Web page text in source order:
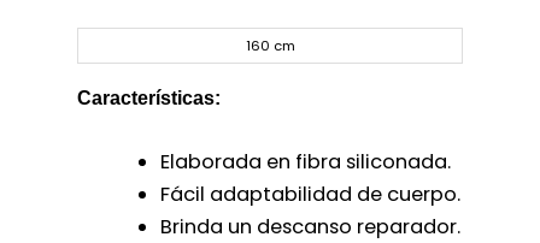
160 cm
Características:
Elaborada en fibra siliconada.
Fácil adaptabilidad de cuerpo.
Brinda un descanso reparador.